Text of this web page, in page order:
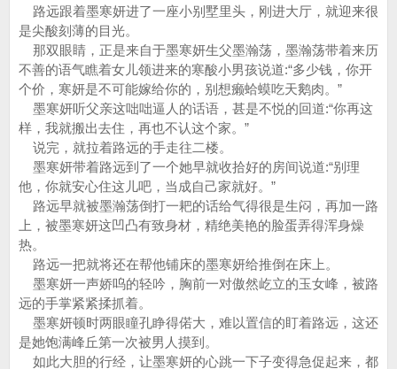
路远跟着墨寒妍进了一座小别墅里头，刚进大厅，就迎来很
是尖酸刻薄的目光。
那双眼睛，正是来自于墨寒妍生父墨瀚荡，墨瀚荡带着来历
不善的语气瞧着女儿领进来的寒酸小男孩说道:“多少钱，你开
个价，寒妍是不可能嫁给你的，别想癞蛤蟆吃天鹅肉。”
墨寒妍听父亲这咄咄逼人的话语，甚是不悦的回道:“你再这
样，我就搬出去住，再也不认这个家。”
说完，就拉着路远的手走往二楼。
墨寒妍带着路远到了一个她早就收拾好的房间说道:“别理
他，你就安心住这儿吧，当成自己家就好。”
路远早就被墨瀚荡倒打一耙的话给气得很是生闷，再加一路
上，被墨寒妍这凹凸有致身材，精绝美艳的脸蛋弄得浑身燥
热。
路远一把就将还在帮他铺床的墨寒妍给推倒在床上。
墨寒妍一声娇呜的轻吟，胸前一对傲然屹立的玉女峰，被路
远的手掌紧紧揉抓着。
墨寒妍顿时两眼瞳孔睁得偌大，难以置信的盯着路远，这还
是她饱满峰丘第一次被男人摸到。
如此大胆的行经，让墨寒妍的心跳一下子变得急促起来，都